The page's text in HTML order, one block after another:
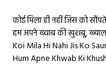
कोई मिला ही नहीं जिस को
हम अपने ख्वाब की खुशबू,
Koi Mila Hi Nahi Jis Ko
Hum Apne Khwab Ki